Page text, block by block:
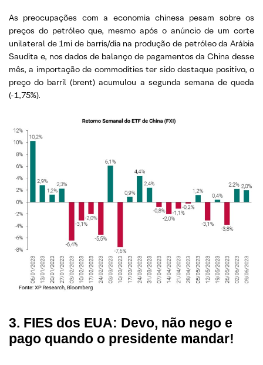
As preocupações com a economia chinesa pesam sobre os
preços do petróleo que, mesmo após o anúncio de um corte
unilateral de 1mi de barris/dia na produção de petróleo da Arábia
Saudita e, nos dados de balanço de pagamentos da China desse
mês, a importação de commodities ter sido destaque positivo, o
preço do barril (brent) acumulou a segunda semana de queda
(-1,75%).
3. FIES dos EUA: Devo, não nego e
pago quando o presidente mandar!